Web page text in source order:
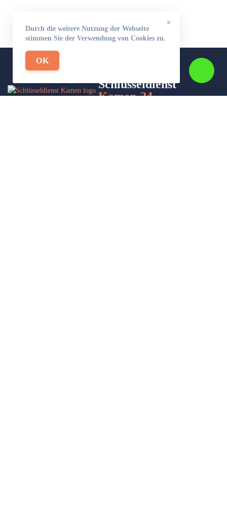
×
Durch die weitere Nutzung der Webseite
stimmen Sie der Verwendung von Cookies zu.
OK
Schlüsseldienst
Kamen-24